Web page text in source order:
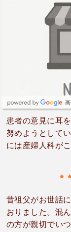
患者の意見に耳
努めようとして
には産婦人科が
思いますが、通
昔祖父がお世話
おりました。混
の方が親切でい